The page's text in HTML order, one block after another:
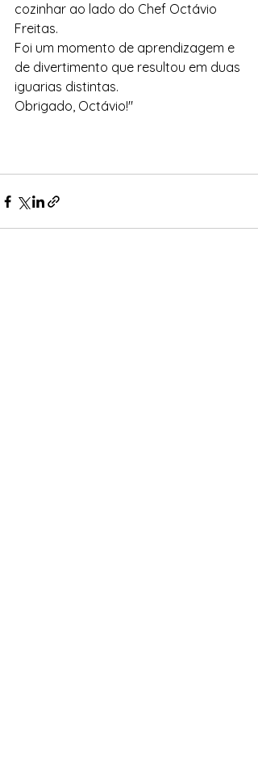
cozinhar ao lado do Chef Octávio
Freitas.
Foi um momento de aprendizagem e
de divertimento que resultou em duas
iguarias distintas.
Obrigado, Octávio!"